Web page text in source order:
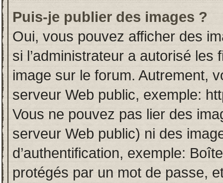
Puis-je publier des images ?
Oui, vous pouvez afficher des
si l’administrateur a autorisé
image sur le forum. Autrement,
serveur Web public, exemple:
Vous ne pouvez pas lier des
serveur Web public) ni des
d’authentification, exemple:
protégés par un mot de passe,